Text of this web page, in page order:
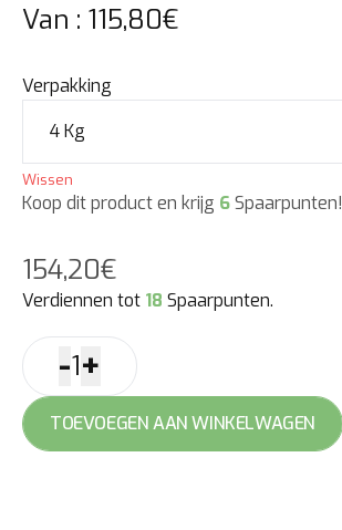
Van : 115,80€
Verpakking
Wissen
Koop dit product en krijg 6Spaarpunten!
154,20€
Verdiennen tot 18 Spaarpunten.
Digestvit
aantal
-1+
TOEVOEGEN AAN WINKELWAGEN